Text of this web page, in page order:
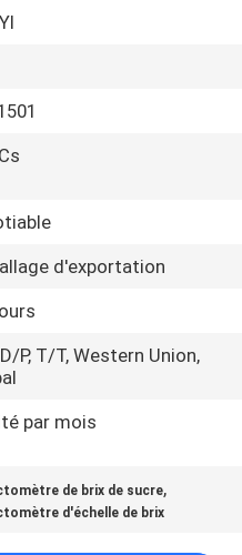
d'exportation
P, T/T, Western Union,
par mois
de brix de sucre,
d'échelle de brix